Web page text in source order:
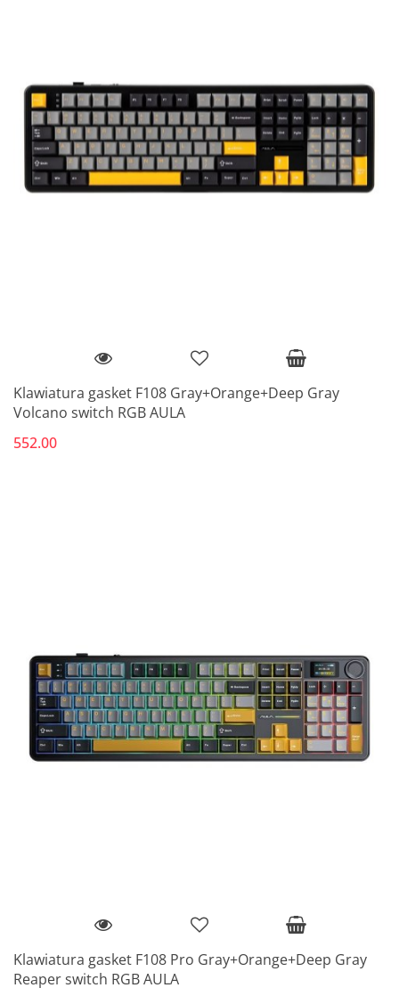
Klawiatura gasket F108 Gray+Orange+Deep Gray
Volcano switch RGB AULA
552.00
Klawiatura gasket F108 Pro Gray+Orange+Deep Gray
Reaper switch RGB AULA